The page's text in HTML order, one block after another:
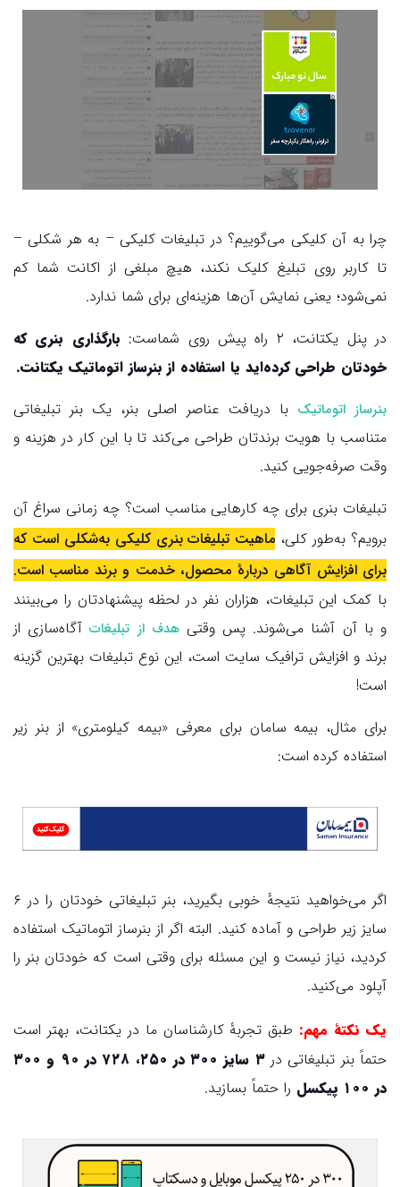
چرا به آن کلیکی می‌گوییم؟ در تبلیغات کلیکی – به هر شکلی –
تا کاربر روی تبلیغ کلیک نکند، هیچ مبلغی از اکانت شما کم
نمی‌شود؛ یعنی نمایش آن‌ها هزینه‌ای برای شما ندارد.
در پنل یکتانت، ۲ راه پیش روی شماست:
بارگذاری بنری که
خودتان طراحی کرده‌اید یا استفاده از بنرساز اتوماتیک یکتانت.
بنرساز اتوماتیک با دریافت عناصر اصلی بنر، یک بنر تبلیغاتی
متناسب با هویت برندتان طراحی می‌کند تا با این کار در هزینه و
وقت صرفه‌جویی کنید.
تبلیغات بنری برای چه کارهایی مناسب است؟ چه زمانی سراغ آن
برویم؟ به‌طور کلی، ماهیت تبلیغات بنری کلیکی به‌شکلی است که
برای افزایش آگاهی دربارهٔ محصول، خدمت و برند مناسب است.
با کمک این تبلیغات، هزاران نفر در لحظه پیشنهادتان را می‌بینند
و با آن آشنا می‌شوند. پس وقتیهدف از تبلیغاتآگاه‌سازی از
برند و افزایش ترافیک سایت است، این نوع تبلیغات بهترین گزینه
است!
برای مثال، بیمه سامان برای معرفی «بیمه کیلومتری» از بنر زیر
استفاده کرده است:
اگر می‌خواهید نتیجهٔ خوبی بگیرید، بنر تبلیغاتی خودتان را در ۶
سایز زیر طراحی و آماده کنید. البته اگر از بنرساز اتوماتیک استفاده
کردید، نیاز نیست و این مسئله برای وقتی است که خودتان بنر را
آپلود می‌کنید.
یک نکتهٔ مهم: طبق تجربهٔ کارشناسان ما در یکتانت، بهتر است
حتماً بنر تبلیغاتی در
۳ سایز ۳۰۰ در ۲۵۰، ۷۲۸ در ۹۰ و ۳۰۰
در ۱۰۰ پیکسل
را حتماً بسازید.